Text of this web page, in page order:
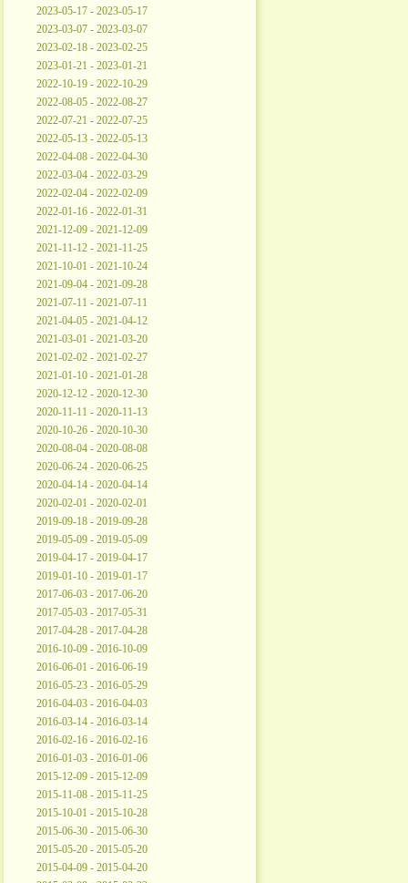
2023-05-17 - 2023-05-17
2023-03-07 - 2023-03-07
2023-02-18 - 2023-02-25
2023-01-21 - 2023-01-21
2022-10-19 - 2022-10-29
2022-08-05 - 2022-08-27
2022-07-21 - 2022-07-25
2022-05-13 - 2022-05-13
2022-04-08 - 2022-04-30
2022-03-04 - 2022-03-29
2022-02-04 - 2022-02-09
2022-01-16 - 2022-01-31
2021-12-09 - 2021-12-09
2021-11-12 - 2021-11-25
2021-10-01 - 2021-10-24
2021-09-04 - 2021-09-28
2021-07-11 - 2021-07-11
2021-04-05 - 2021-04-12
2021-03-01 - 2021-03-20
2021-02-02 - 2021-02-27
2021-01-10 - 2021-01-28
2020-12-12 - 2020-12-30
2020-11-11 - 2020-11-13
2020-10-26 - 2020-10-30
2020-08-04 - 2020-08-08
2020-06-24 - 2020-06-25
2020-04-14 - 2020-04-14
2020-02-01 - 2020-02-01
2019-09-18 - 2019-09-28
2019-05-09 - 2019-05-09
2019-04-17 - 2019-04-17
2019-01-10 - 2019-01-17
2017-06-03 - 2017-06-20
2017-05-03 - 2017-05-31
2017-04-28 - 2017-04-28
2016-10-09 - 2016-10-09
2016-06-01 - 2016-06-19
2016-05-23 - 2016-05-29
2016-04-03 - 2016-04-03
2016-03-14 - 2016-03-14
2016-02-16 - 2016-02-16
2016-01-03 - 2016-01-06
2015-12-09 - 2015-12-09
2015-11-08 - 2015-11-25
2015-10-01 - 2015-10-28
2015-06-30 - 2015-06-30
2015-05-20 - 2015-05-20
2015-04-09 - 2015-04-20